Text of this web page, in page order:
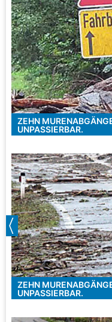
ZEHN
NPASSIERBAR.
ZEHN
NPASSIERBAR.